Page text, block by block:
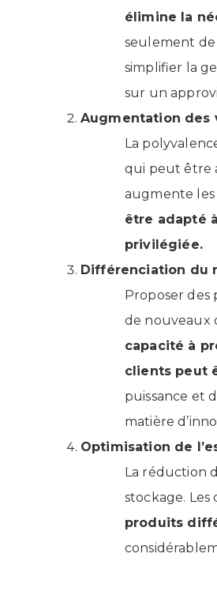
élimine la
seulement de
simplifier la
sur un
Augmentation des
La
qui peut être
augmente les
être adapté
privilégiée.
Différenciation du
Proposer
de nouveaux
capacité à
clients peut
puissance et
matière
Optimisation de
La réduction
stockage.
produits